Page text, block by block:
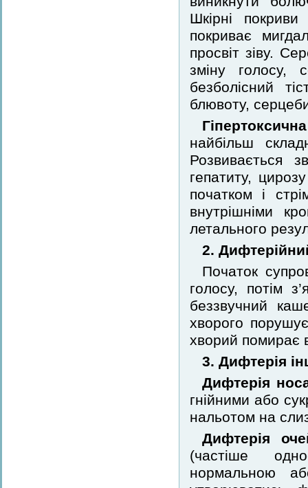
Шкірні покриви
покриває
просвіт зіву.
зміну голосу,
безболісний
блювоту,
найбільш
Розвивається
гепатиту,
початком і
внутрішніми
летального
2.
Початок
голосу, потім
беззвучний
хворого
хворий помирає
3. Дифтерія
Дифтерія
гнійними або
нальотом на
Дифтерія
(частіше
нормальною